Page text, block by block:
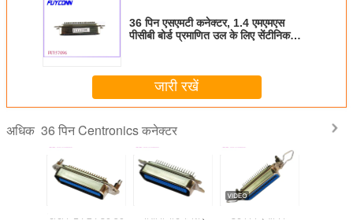
36 पिन एसएमटी कनेक्टर, 1.4 एमएमएस
पीसीबी बोर्ड प्रमाणित उल के लिए सेंटीनिक
जारी रखें
अधिक 36 पिन Centronics कनेक्टर
डीडीके 14 24 36 50 पीसीबी बोर्ड के लिए 36 पिन क्रोनिक